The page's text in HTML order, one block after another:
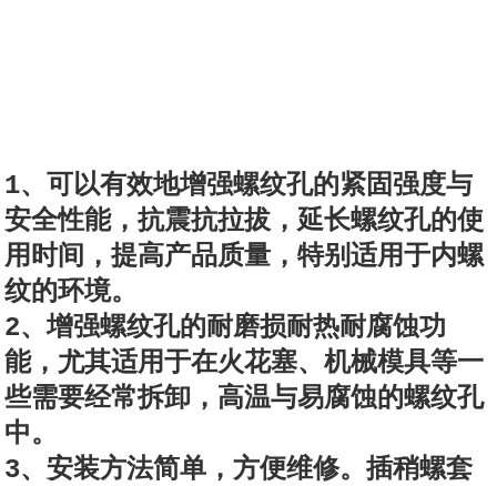
1、可以有效地增强螺纹孔的紧固强度与
安全性能，抗震抗拉拔，延长螺纹孔的使
用时间，提高产品质量，特别适用于内螺
纹的环境。
2、增强螺纹孔的耐磨损耐热耐腐蚀功
能，尤其适用于在火花塞、机械模具等一
些需要经常拆卸，高温与易腐蚀的螺纹孔
中。
3、安装方法简单，方便维修。插稍螺套